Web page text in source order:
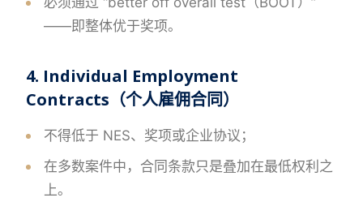
——即整体优于奖项。
4. Individual Employment
Contracts（个人雇佣合同）
不得低于 NES、奖项或企业协议；
在多数案件中，合同条款只是叠加在最低权利之
上。